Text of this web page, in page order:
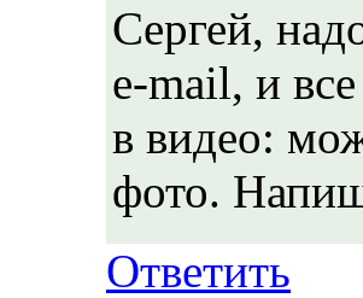
Сергей,
e-mail, и
в видео:
фото.
Ответить